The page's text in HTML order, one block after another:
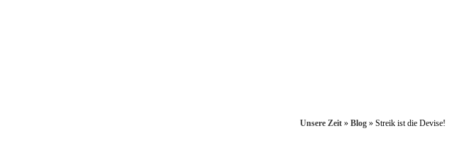
Unsere Zeit » Blog » Streik ist die Devise!